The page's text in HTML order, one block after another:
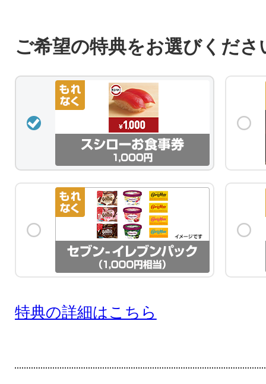
ご希望の特典をお選びくださ
特典の詳細はこちら